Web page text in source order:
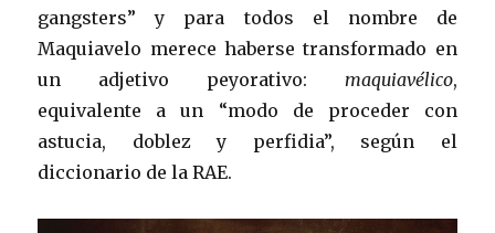
gangsters” y para todos el nombre de
Maquiavelo merece haberse transformado en
un adjetivo peyorativo: maquiavélico,
equivalente a un “modo de proceder con
astucia, doblez y perfidia”, según el
diccionario de la RAE.